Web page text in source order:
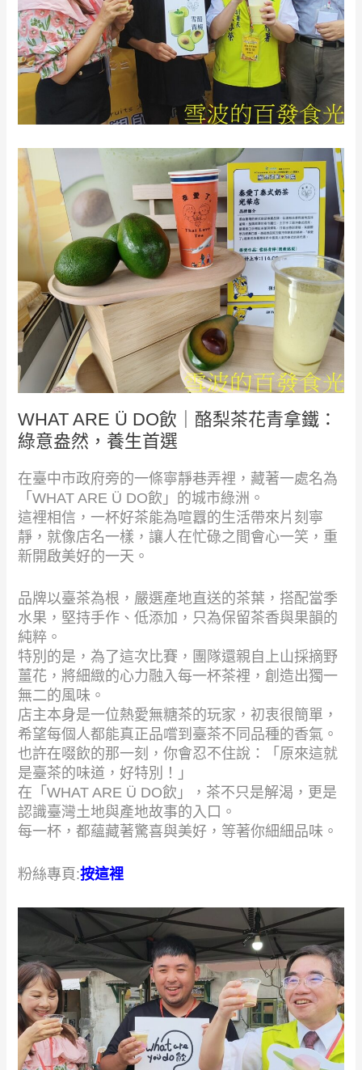
WHAT ARE Ü DO飲｜酪梨茶花青拿鐵：
綠意盎然，養生首選
在臺中市政府旁的一條寧靜巷弄裡，藏著一處名為
「WHAT ARE Ü DO飲」的城市綠洲。
這裡相信，一杯好茶能為喧囂的生活帶來片刻寧
靜，就像店名一樣，讓人在忙碌之間會心一笑，重
新開啟美好的一天。
品牌以臺茶為根，嚴選產地直送的茶葉，搭配當季
水果，堅持手作、低添加，只為保留茶香與果韻的
純粹。
特別的是，為了這次比賽，團隊還親自上山採摘野
薑花，將細緻的心力融入每一杯茶裡，創造出獨一
無二的風味。
店主本身是一位熱愛無糖茶的玩家，初衷很簡單，
希望每個人都能真正品嚐到臺茶不同品種的香氣。
也許在啜飲的那一刻，你會忍不住說：「原來這就
是臺茶的味道，好特別！」
在「WHAT ARE Ü DO飲」，茶不只是解渴，更是
認識臺灣土地與產地故事的入口。
每一杯，都蘊藏著驚喜與美好，等著你細細品味。
粉絲專頁:按這裡